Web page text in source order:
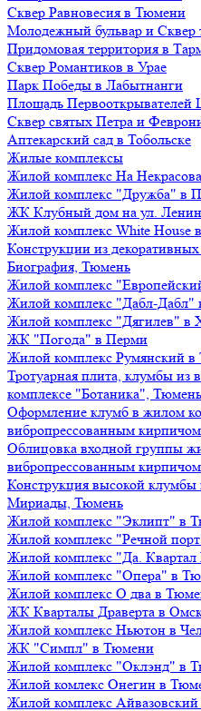
Сквер Равновесия в Тюмени
Молодежный бульвар и Сквер
Придомовая территория в
Сквер Романтиков в Урае
Парк Победы в Лабытнанги
Площадь Первооткрывателей
Сквер святых Петра и
Аптекарский сад в Тобольске
Жилые комплексы
Жилой комплекс На
Жилой комплекс "Дружба" в
ЖК Клубный дом на ул.
Жилой комплекс White House
Конструкции из
Биография, Тюмень
Жилой комплекс
Жилой комплекс "Дабл-Дабл"
Жилой комплекс "Дягилев" в
ЖК "Погода" в Перми
Жилой комплекс Румянский
Тротуарная плита, клумбы из
комплексе "Ботаника", Тюмень
Оформление клумб в жилом
вибропрессованным кирпичом
Облицовка входной группы
вибропрессованным кирпичом
Конструкция высокой
Мириады, Тюмень
Жилой комплекс "Эклипт" в
Жилой комплекс "Речной
Жилой комплекс "Да.
Жилой комплекс "Опера" в
Жилой комплекс О два в
ЖК Кварталы Драверта в
Жилой комплекс Ньютон в
ЖК "Симпл" в Тюмени
Жилой комплекс "Оклэнд" в
Жилой комлекс Онегин в
Жилой комплекс